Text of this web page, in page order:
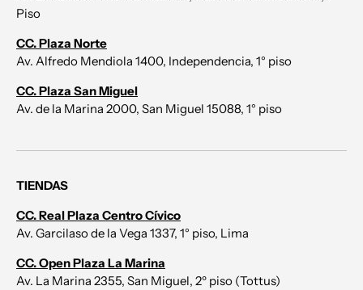
Piso
CC. Plaza Norte
Av. Alfredo Mendiola 1400, Independencia, 1° piso
CC. Plaza San Miguel
Av. de la Marina 2000, San Miguel 15088, 1° piso
TIENDAS
CC. Real Plaza Centro Cívico
Av. Garcilaso de la Vega 1337, 1° piso, Lima
CC. Open Plaza La Marina
Av. La Marina 2355, San Miguel, 2º piso (Tottus)